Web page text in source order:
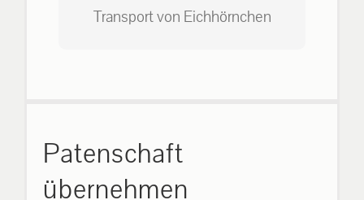
Transport von Eichhörnchen
auf: 0162-7909946
Patenschaft
übernehmen